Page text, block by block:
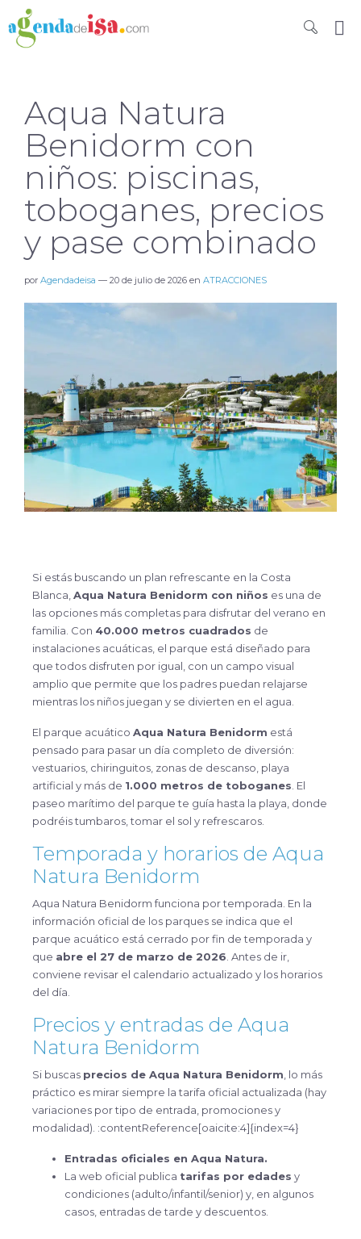
Aqua Natura
Benidorm con
niños: piscinas,
toboganes, precios
y pase combinado
por Agendadeisa — 20 de julio de 2026 en ATRACCIONES
Si estás buscando un plan refrescante en la Costa
Blanca, Aqua Natura Benidorm con niños es una de
las opciones más completas para disfrutar del verano en
familia. Con 40.000 metros cuadrados de
instalaciones acuáticas, el parque está diseñado para
que todos disfruten por igual, con un campo visual
amplio que permite que los padres puedan relajarse
mientras los niños juegan y se divierten en el agua.
El parque acuático Aqua Natura Benidorm está
pensado para pasar un día completo de diversión:
vestuarios, chiringuitos, zonas de descanso, playa
artificial y más de 1.000 metros de toboganes . El
paseo marítimo del parque te guía hasta la playa, donde
podréis tumbaros, tomar el sol y refrescaros.
Temporada y horarios de Aqua
Natura Benidorm
Aqua Natura Benidorm funciona por temporada. En la
información oficial de los parques se indica que el
parque acuático está cerrado por fin de temporada y
que abre el 27 de marzo de 2026 . Antes de ir,
conviene revisar el calendario actualizado y los horarios
del día.
Precios y entradas de Aqua
Natura Benidorm
Si buscas precios de Aqua Natura Benidorm , lo más
práctico es mirar siempre la tarifa oficial actualizada (hay
variaciones por tipo de entrada, promociones y
modalidad). :contentReference[oaicite:4]{index=4}
Entradas oficiales en Aqua Natura.
La web oficial publica tarifas por edades y
condiciones (adulto/infantil/senior) y, en algunos
casos, entradas de tarde y descuentos.